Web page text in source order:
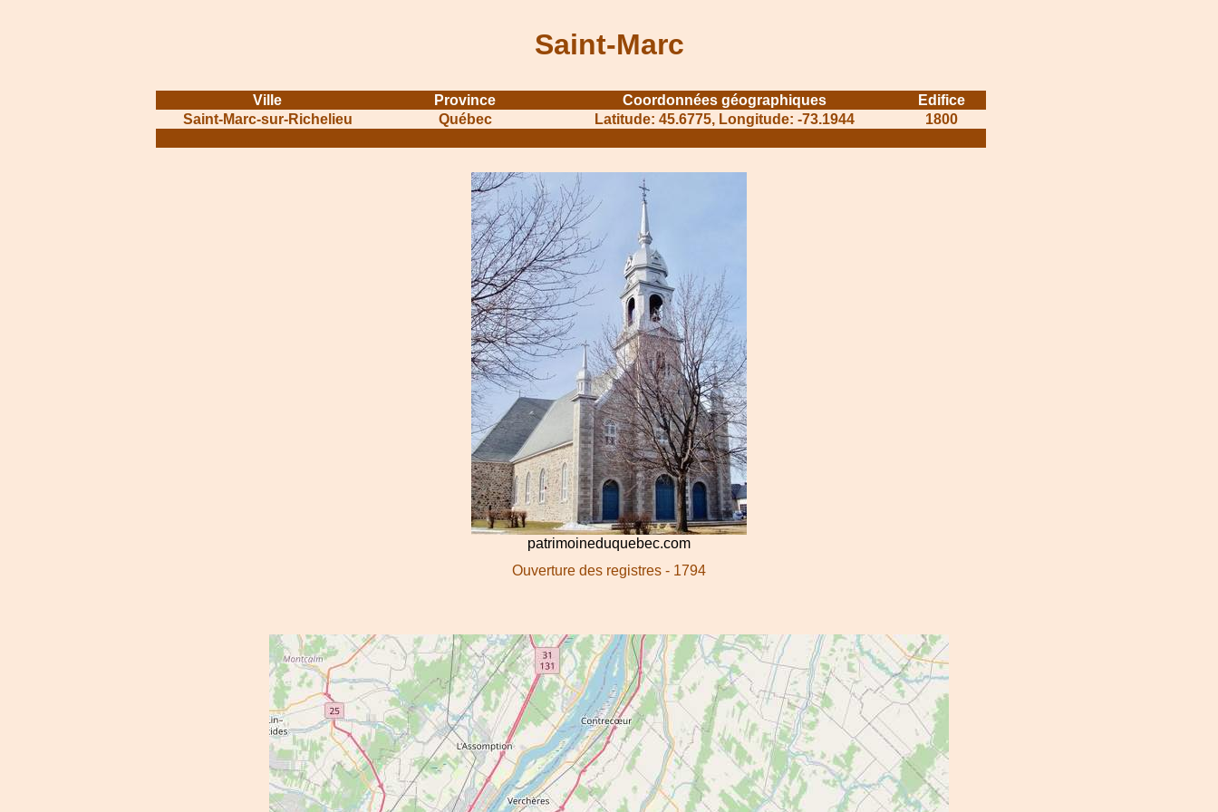
Saint-Marc
Ville Province Coordonnées géographiques
Edifice
Saint-Marc-sur-Richelieu
Québec Latitude: 45.6775, Longitude: -73.1944
1800
patrimoineduquebec.com
Ouverture des registres - 1794